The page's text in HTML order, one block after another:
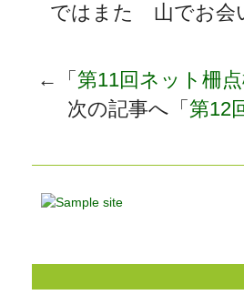
ではまた 山でお会
←「 第11回ネット柵
次の記事へ「 第12